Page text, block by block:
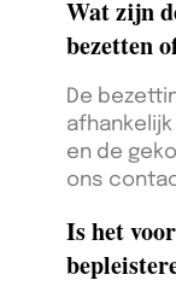
Wat zijn
bezetten
De
en de
ons
Is het